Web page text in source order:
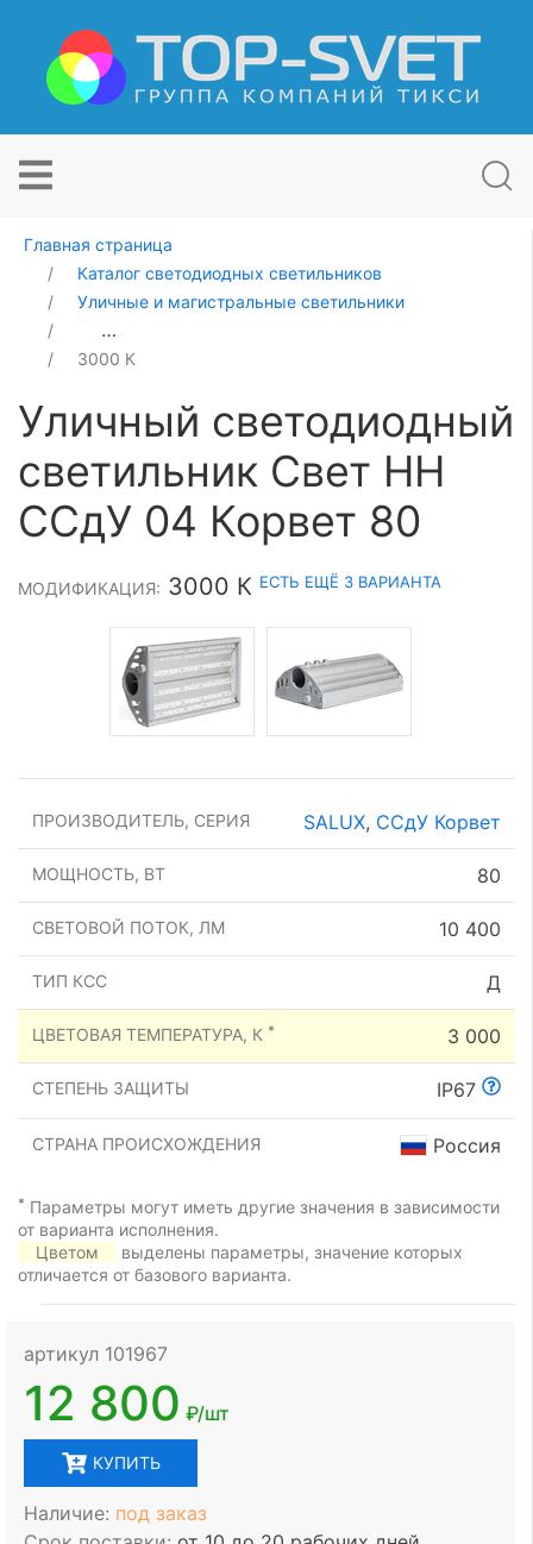
Главная страница
Каталог светодиодных светильников
Уличные и магистральные светильники
Уличный светодиодный светильник Свет НН ССдУ 04
3000 К
Уличный светодиодный
светильник Свет НН
ССдУ 04 Корвет 80
МОДИФИКАЦИЯ: 3000 К ЕСТЬ ЕЩЁ 3 ВАРИАНТА
ПРОИЗВОДИТЕЛЬ, СЕРИЯ SALUX, ССдУ Корвет
МОЩНОСТЬ, ВТ 80
СВЕТОВОЙ ПОТОК, ЛМ 10 400
ТИП КСС Д
ЦВЕТОВАЯ ТЕМПЕРАТУРА, К * 3 000
СТЕПЕНЬ ЗАЩИТЫ IP67
СТРАНА ПРОИСХОЖДЕНИЯ Россия
* Параметры могут иметь другие значения в зависимости
от варианта исполнения.
Цветом
выделены параметры, значение которых
отличается от базового варианта.
артикул 101967
12 800 ₽/шт
КУПИТЬ
Наличие: под заказ